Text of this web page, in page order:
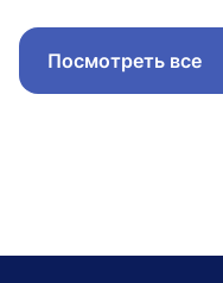
Посмотреть все